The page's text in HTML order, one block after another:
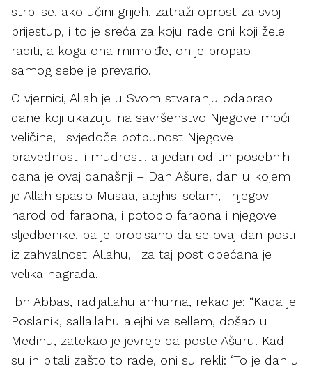
strpi se, ako učini grijeh, zatraži oprost za svoj
prijestup, i to je sreća za koju rade oni koji žele
raditi, a koga ona mimoiđe, on je propao i
samog sebe je prevario.
O vjernici, Allah je u Svom stvaranju odabrao
dane koji ukazuju na savršenstvo Njegove moći i
veličine, i svjedoče potpunost Njegove
pravednosti i mudrosti, a jedan od tih posebnih
dana je ovaj današnji – Dan Ašure, dan u kojem
je Allah spasio Musaa, alejhis-selam, i njegov
narod od faraona, i potopio faraona i njegove
sljedbenike, pa je propisano da se ovaj dan posti
iz zahvalnosti Allahu, i za taj post obećana je
velika nagrada.
Ibn Abbas, radijallahu anhuma, rekao je: “Kada je
Poslanik, sallallahu alejhi ve sellem, došao u
Medinu, zatekao je jevreje da poste Ašuru. Kad
su ih pitali zašto to rade, oni su rekli: ‘To je dan u